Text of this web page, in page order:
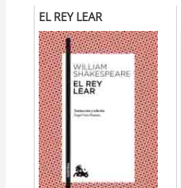
EL REY LEAR